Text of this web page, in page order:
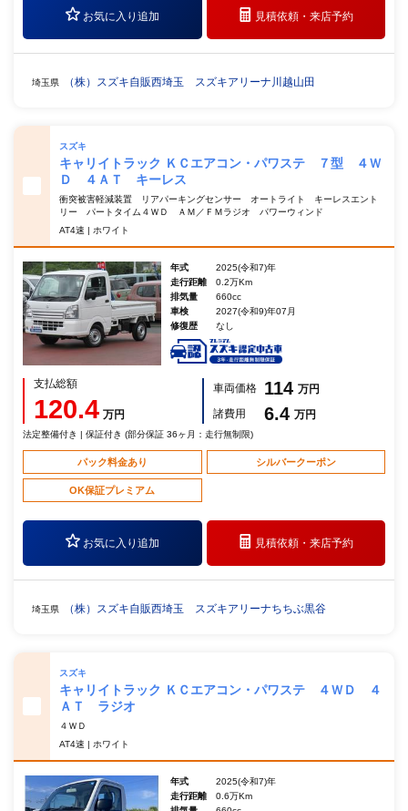
お気に入り追加 見積依頼・来店予約
埼玉県 （株）スズキ自販西埼玉 スズキアリーナ川越山田
スズキ
キャリイトラック ＫＣエアコン・パワステ ７型 ４Ｗ
Ｄ ４ＡＴ キーレス
衝突被害軽減装置 リアパーキングセンサー オートライト キーレスエント
リー パートタイム４ＷＤ ＡＭ／ＦＭラジオ パワーウィンド
AT4速 | ホワイト
年式
2025(令和7)年
走行距離
0.2万Km
排気量
660cc
車検
2027(令和9)年07月
修復歴
なし
支払総額
120.4 万円
車両価格 114 万円
諸費用
6.4 万円
法定整備付き | 保証付き (部分保証 36ヶ月：走行無制限)
パック料金あり シルバークーポン
OK保証プレミアム
お気に入り追加 見積依頼・来店予約
埼玉県 （株）スズキ自販西埼玉 スズキアリーナちちぶ黒谷
スズキ
キャリイトラック ＫＣエアコン・パワステ ４ＷＤ ４
ＡＴ ラジオ
４ＷＤ
AT4速 | ホワイト
年式
2025(令和7)年
走行距離
0.6万Km